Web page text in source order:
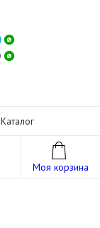
Каталог
Моя корзина